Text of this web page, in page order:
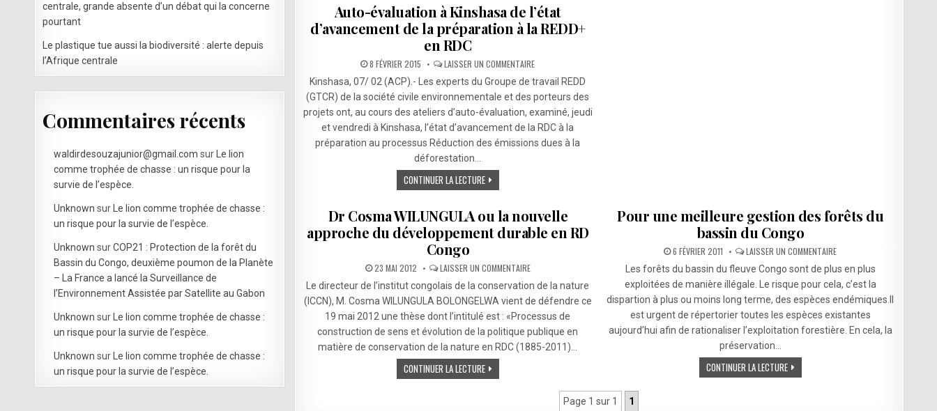
Auto-évaluation à Kinshasa de l’état
d’avancement de la préparation à la REDD+
en RDC
8 FÉVRIER 2015 LAISSER UN COMMENTAIRESUR
AUTO-
ÉVALUATION
À
KINSHASA
DE
L’ÉTAT
D’AVANCEMENT
DE
LA
PRÉPARATION
Kinshasa, 07/ 02 (ACP).- Les experts du Groupe de travail REDD
(GTCR) de la société civile environnementale et des porteurs des
projets ont, au cours des ateliers d’auto-évaluation, examiné, jeudi
et vendredi à Kinshasa, l’état d’avancement de la RDC à la
préparation au processus Réduction des émissions dues à la
déforestation…
CONTINUER LA LECTURE
Dr Cosma WILUNGULA ou la nouvelle
approche du développement durable en RD
Congo
23 MAI 2012 LAISSER UN COMMENTAIRESUR
DR
COSMA
WILUNGULA
OU
NOUVELLE
APPROCHE
DU
DÉVELOPPEMENT
DURABLE
Le directeur de l’institut congolais de la conservation de la nature
(ICCN), M. Cosma WILUNGULA BOLONGELWA vient de défendre ce
19 mai 2012 une thèse dont l’intitulé est : «Processus de
construction de sens et évolution de la politique publique en
matière de conservation de la nature en RDC (1885-2011)…
CONTINUER LA LECTURE
Pour une meilleure gestion des forêts du
bassin du Congo
6 FÉVRIER 2011 LAISSER UN COMMENTAIRESUR
POUR
UNE
MEILLEURE
GESTION
DES
FORÊTS
DU
BASSIN
DU
CONGO
Les forêts du bassin du fleuve Congo sont de plus en plus
exploitées de manière illégale. Le risque pour cela, c’est la
dispartion à plus ou moins long terme, des espèces endémiques.Il
est urgent de répertorier toutes les espèces existantes
aujourd’hui afin de rationaliser l’exploitation forestière. En cela, la
préservation…
CONTINUER LA LECTURE
Page 1 sur 1 1
centrale, grande absente d’un débat qui la concerne
pourtant
Le plastique tue aussi la biodiversité : alerte depuis
l’Afrique centrale
Commentaires récents
waldirdesouzajunior@gmail.com sur
Le lion
comme trophée de chasse : un risque pour la
survie de l’espèce.
Unknown sur
Le lion comme trophée de chasse :
un risque pour la survie de l’espèce.
Unknown surCOP21 : Protection de la forêt du
Bassin du Congo, deuxième poumon de la Planète
– La France a lancé la Surveillance de
l’Environnement Assistée par Satellite au Gabon
Unknown sur
Le lion comme trophée de chasse :
un risque pour la survie de l’espèce.
Unknown sur
Le lion comme trophée de chasse :
un risque pour la survie de l’espèce.